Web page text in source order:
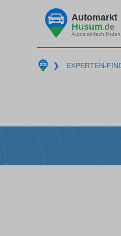
Automarkt
Husum.de
Autos einfach finden
❯ EXPERTEN-